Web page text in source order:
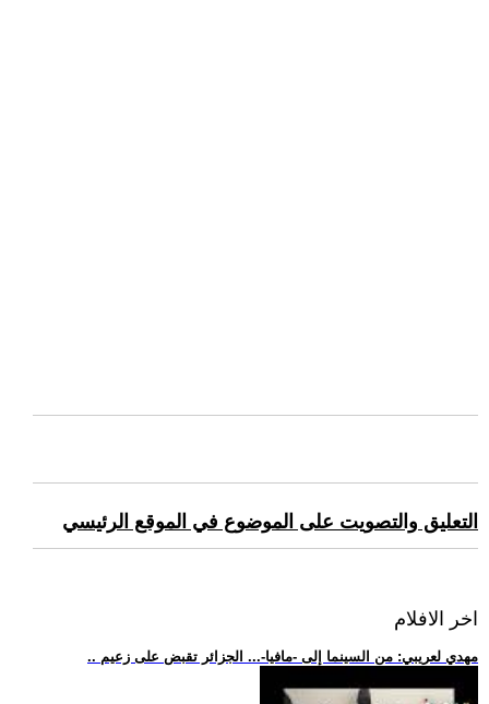
التعليق والتصويت على الموضوع في الموقع الرئيسي
اخر الافلام
.. مهدي لعريبي: من السينما إلى -مافيا-... الجزائر تقبض على زعيم